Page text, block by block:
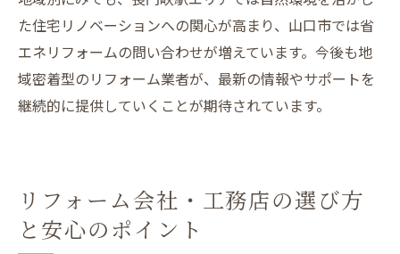
た住宅リノベーションへの関心が高まり、山口市では省
エネリフォームの問い合わせが増えています。今後も地
域密着型のリフォーム業者が、最新の情報やサポートを
継続的に提供していくことが期待されています。
リフォーム会社・工務店の選び方
と安心のポイント